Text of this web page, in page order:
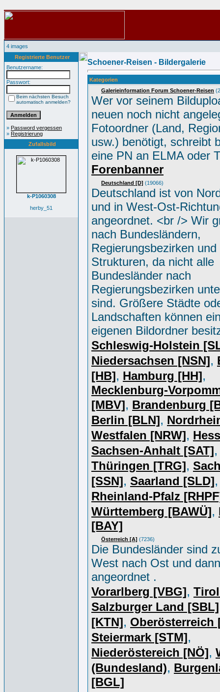
4 images
Registrierte Benutzer
Benutzername:
Passwort:
Beim nächsten Besuch
automatisch anmelden?
» Password vergessen
» Registrierung
Zufallsbild
k-P1060308
herby_51
Schoener-Reisen - Bildergalerie
Kategorien
Galerieinformation Forum Schoener-Reisen
Wer vor seinem
neuen noch nicht
Fotoordner (Land,
usw.) benötigt, schreibt
eine PN an ELMA oder
Forenbanner
Deutschland [D] (19066)
Deutschland ist von
und in West-Ost-
angeordnet. <br /> Wir
nach Bundesländern,
Regierungsbezirken
Strukturen, da nicht alle
Bundesländer nach
Regierungsbezirken
sind. Größere Städte
Landschaften können
eigenen Bildordner
Schleswig-Holstein
Niedersachsen [NSN],
[HB], Hamburg [HH],
Mecklenburg-
[MBV], Brandenburg
Berlin [BLN],
Westfalen [NRW],
Sachsen-Anhalt [SAT],
Thüringen [TRG],
[SSN], Saarland [SLD],
Rheinland-Pfalz
Württemberg [BAWÜ],
[BAY]
Österreich [A] (7236)
Die Bundesländer sind
West nach Ost und
angeordnet .
Vorarlberg [VBG],
Salzburger Land [SBL]
[KTN], Oberösterreich
Steiermark [STM],
Niederöstereich [NÖ],
(Bundesland),
[BGL]